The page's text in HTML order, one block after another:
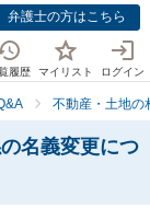
弁護士の方はこちら
履歴 マイリスト ログイン
不動産・土地の
名義変更につ